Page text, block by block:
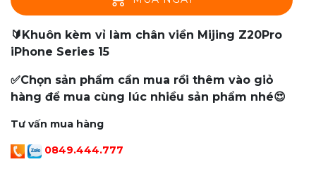
🔰Khuôn kèm vỉ làm chân viền Mijing Z20Pro
iPhone Series 15
✅Chọn sản phẩm cần mua rồi thêm vào giỏ
hàng để mua cùng lúc nhiều sản phẩm nhé😍
Tư vấn mua hàng
0849.444.777